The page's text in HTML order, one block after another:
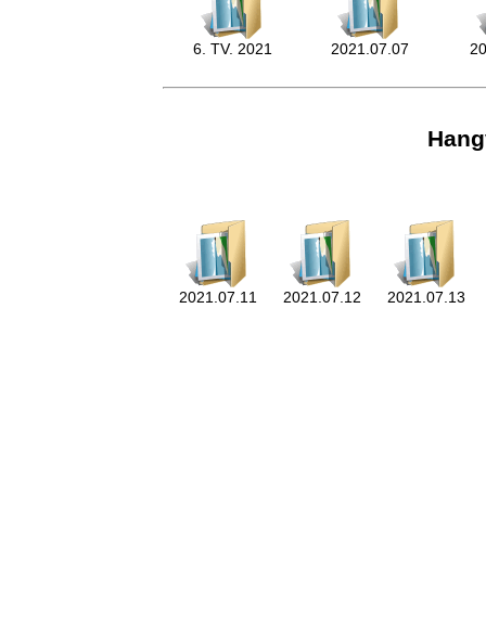
6. TV. 2021 2021.07.07
2021.07.11 2021.07.12 2021.07.13